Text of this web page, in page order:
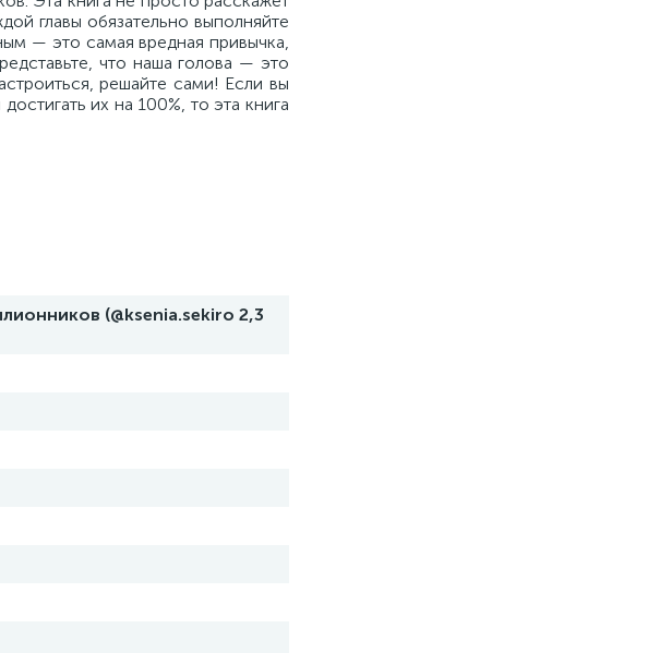
главы обязательно выполняйте
— это самая вредная привычка,
что наша голова — это
решайте сами! Если вы
их на 100%, то эта книга
(@ksenia.sekiro 2,3